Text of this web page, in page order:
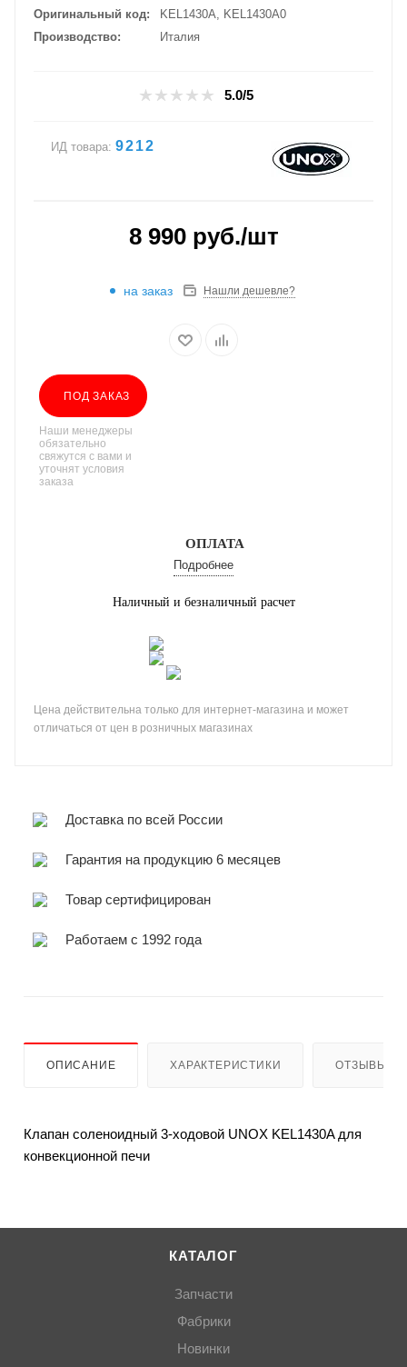
Оригинальный код
KEL1430A, KEL1430A0
Производство
Италия
5.0/5
ИД товара: 9212
8 990руб./шт
на заказ Нашли дешевле?
ПОД ЗАКАЗ
Наши менеджеры
обязательно
свяжутся с вами и
уточнят условия
заказа
ОПЛАТА
Подробнее
Наличный и безналичный расчет
Цена действительна только для интернет-магазина и может
отличаться от цен в розничных магазинах
Доставка по всей России
Гарантия на продукцию 6 месяцев
Товар сертифицирован
Работаем с 1992 года
ОПИСАНИЕ ХАРАКТЕРИСТИКИ ОТЗЫВЫ
Клапан соленоидный 3-ходовой UNOX KEL1430A для
конвекционной печи
КАТАЛОГ
Запчасти
Фабрики
Новинки